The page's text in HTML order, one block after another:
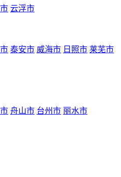
云浮市
泰安市 威海市 日照市 莱芜市
舟山市 台州市 丽水市